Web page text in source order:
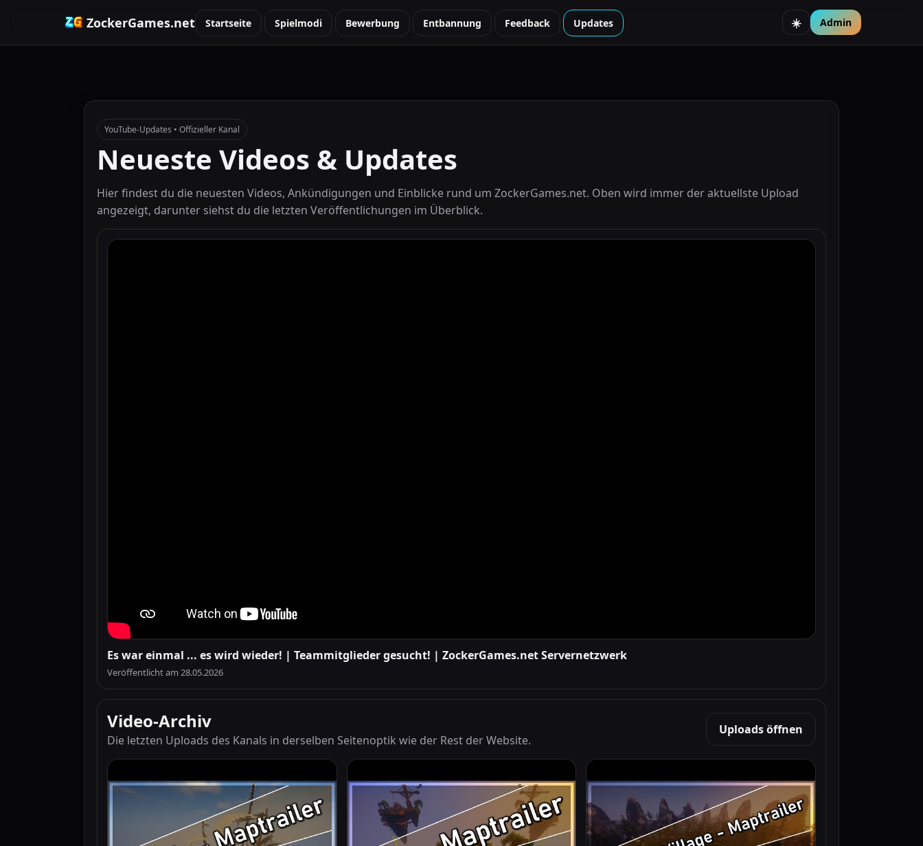
ZockerGames.net Startseite Spielmodi Bewerbung Entbannung Feedback Updates ☀️ Admin
YouTube-Updates • Offizieller Kanal
Neueste Videos & Updates
Hier findest du die neuesten Videos, Ankündigungen und Einblicke rund um ZockerGames.net. Oben wird immer der aktuellste Upload
angezeigt, darunter siehst du die letzten Veröffentlichungen im Überblick.
Es war einmal ... es wird wieder! | Teammitglieder gesucht! | ZockerGames.net Servernetzwerk
Veröffentlicht am 28.05.2026
Video-Archiv
Die letzten Uploads des Kanals in derselben Seitenoptik wie der Rest der Website.
Uploads öffnen